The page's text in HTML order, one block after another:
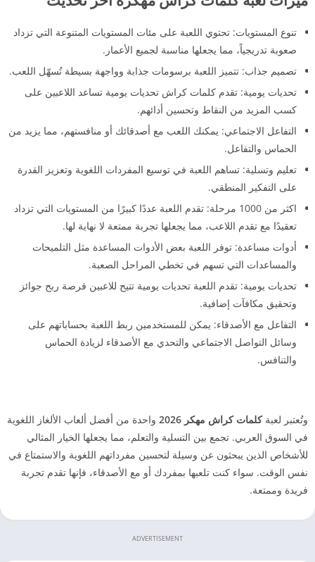
تنوع المستويات: تحتوي اللعبة على مئات المستويات المتنوعة التي تزداد
صعوبة تدريجياً، مما يجعلها مناسبة لجميع الأعمار.
تصميم جذاب: تتميز اللعبة برسومات جذابة وواجهة بسيطة تُسهّل اللعب.
تحديات يومية: تقدم كلمات كراش تحديات يومية تساعد اللاعبين على
كسب المزيد من النقاط وتحسين أدائهم.
التفاعل الاجتماعي: يمكنك اللعب مع أصدقائك أو منافستهم، مما يزيد من
الحماس والتفاعل.
تعليم وتسلية: تساهم اللعبة في توسيع المفردات اللغوية وتعزيز القدرة
على التفكير المنطقي.
اكثر من 1000 مرحلة: تقدم اللعبة عددًا كبيرًا من المستويات التي تزداد
تعقيدًا مع تقدم اللاعب، مما يجعلها تجربة ممتعة لا نهاية لها.
أدوات مساعدة: توفر اللعبة بعض الأدوات المساعدة مثل التلميحات
والمساعدات التي تسهم في تخطي المراحل الصعبة.
تحديات يومية: تقدم اللعبة تحديات يومية تتيح للاعبين فرصة ربح جوائز
وتحقيق مكافآت إضافية.
التفاعل مع الأصدقاء: يمكن للمستخدمين ربط اللعبة بحساباتهم على
وسائل التواصل الاجتماعي والتحدي مع الأصدقاء لزيادة الحماس
والتنافس.
وتُعتبر لعبةكلمات كراش مهكر 2026
واحدة من أفضل ألعاب الألغاز اللغوية
في السوق العربي. تجمع بين التسلية والتعلم، مما يجعلها الخيار المثالي
للأشخاص الذين يبحثون عن وسيلة لتحسين مفرداتهم اللغوية والاستمتاع في
نفس الوقت. سواء كنت تلعبها بمفردك أو مع الأصدقاء، فإنها تقدم تجربة
فريدة وممتعة.
ADVERTISEMENT